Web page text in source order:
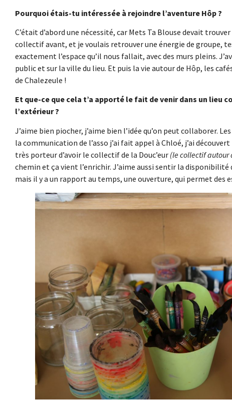
Pourquoi étais-tu intéressée à rejoindre l’aventure Hôp ?
C’était d’abord une nécessité, car Mets Ta Blouse devait
collectif avant, et je voulais retrouver une énergie de groupe,
exactement l’espace qu’il nous fallait, avec des murs pleins.
public et sur la ville du lieu. Et puis la vie autour de Hôp, les
de Chalezeule !
Et que-ce que cela t’a apporté le fait de venir dans un
l’extérieur ?
J’aime bien piocher, j’aime bien l’idée qu’on peut collaborer.
la communication de l’asso j’ai fait appel à Chloé, j’ai
très porteur d’avoir le collectif de la Douc’eur (le collectif autour
chemin et ça vient l’enrichir. J’aime aussi sentir la disponibilité
mais il y a un rapport au temps, une ouverture, qui permet des